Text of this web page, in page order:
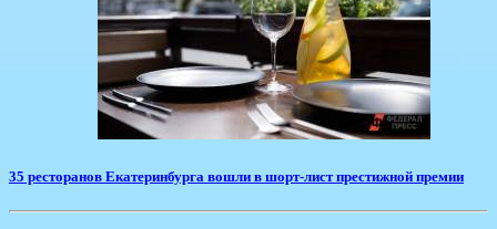
35 ресторанов Екатеринбурга вошли в шорт-лист престижной премии